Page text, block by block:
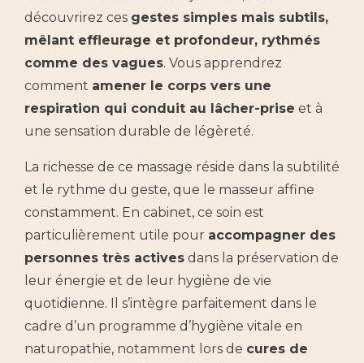
découvrirez ces gestes simples mais subtils,
mêlant effleurage et profondeur, rythmés
comme des vagues. Vous apprendrez
comment amener le corps vers une
respiration qui conduit au lâcher-prise et à
une sensation durable de légèreté.
La richesse de ce massage réside dans la subtilité
et le rythme du geste, que le masseur affine
constamment. En cabinet, ce soin est
particulièrement utile pour accompagner des
personnes très actives dans la préservation de
leur énergie et de leur hygiène de vie
quotidienne. Il s’intègre parfaitement dans le
cadre d’un programme d’hygiène vitale en
naturopathie, notamment lors de cures de